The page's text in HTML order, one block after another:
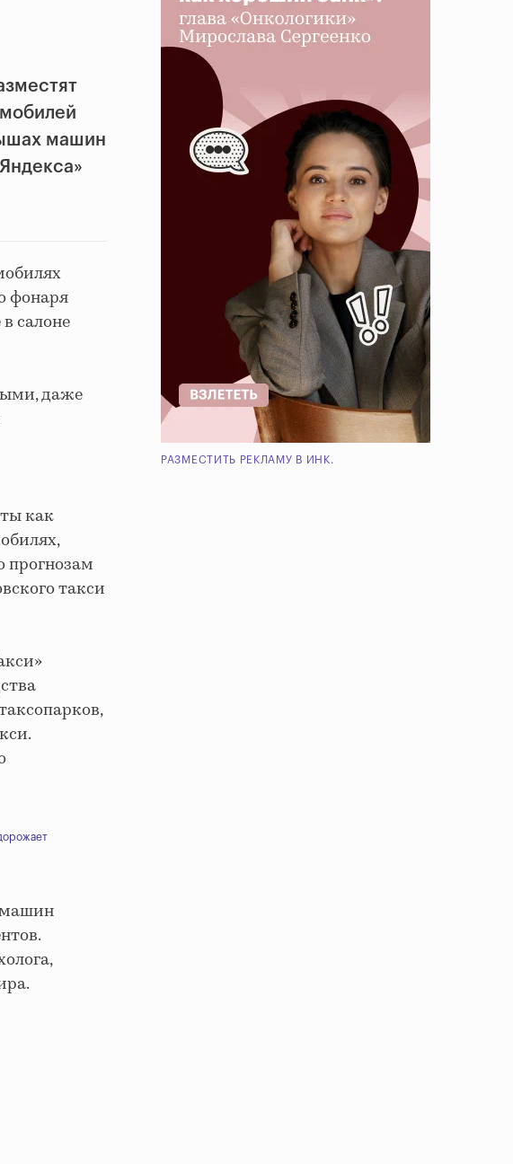
машин
фонаря
салоне
даже
как
прогнозам
такси
РАЗМЕСТИТЬ РЕКЛАМУ В ИНК.